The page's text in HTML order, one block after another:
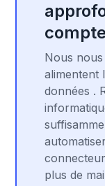
Nous
alimentent
données .
plus de